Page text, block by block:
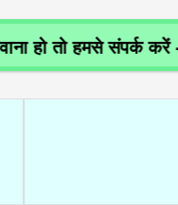
तो हमसे संपर्क करें -